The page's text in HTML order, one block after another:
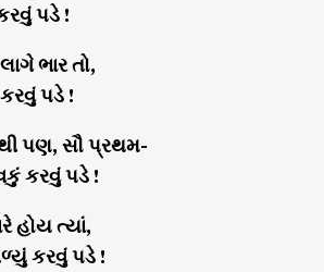
પડે !
ભાર તો,
પડે !
પણ, સૌ પ્રથમ-
કરવું પડે !
હોય ત્યાં,
કરવું પડે !